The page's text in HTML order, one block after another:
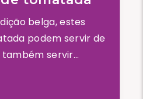
belga, estes
podem servir de
servir...